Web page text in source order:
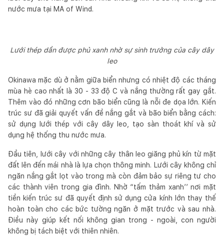
nước mưa tại MA of Wind.
Lưới thép dần được phủ xanh nhờ sự sinh trưởng của cây dây
leo
Okinawa mặc dù ở nằm giữa biển nhưng có nhiệt độ các tháng
mùa hè cao nhất là 30 - 33 độ C và nắng thường rất gay gắt.
Thêm vào đó những cơn bão biển cũng là nỗi đe dọa lớn. Kiến
trúc sư đã giải quyết vấn đề nắng gắt và bão biển bằng cách:
sử dụng lưới thép với cây dây leo, tạo sàn thoát khí và sử
dụng hệ thống thu nước mưa.
Đầu tiên, lưới cây với những cây thân leo giăng phủ kín từ mặt
đất lên đến mái nhà là lựa chọn thông minh. Lưới cây không chỉ
ngăn nắng gắt lọt vào trong mà còn đảm bảo sự riêng tư cho
các thành viên trong gia đình. Nhờ “tấm thảm xanh’’ nơi mặt
tiền kiến trúc sư đã quyết định sử dụng cửa kính lớn thay thế
hoàn toàn cho các bức tường ngăn ở mặt trước và sau nhà.
Điều này giúp kết nối không gian trong - ngoài, con người
không bị tách biệt với thiên nhiên.